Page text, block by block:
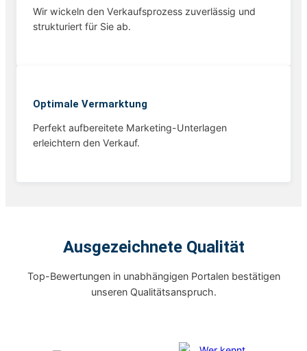
Wir wickeln den Verkaufsprozess zuverlässig und
strukturiert für Sie ab.
Optimale Vermarktung
Perfekt aufbereitete Marketing-Unterlagen
erleichtern den Verkauf.
Ausgezeichnete Qualität
Top-Bewertungen in unabhängigen Portalen bestätigen
unseren Qualitätsanspruch.